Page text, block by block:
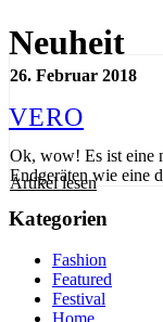
Neuheit
26. Februar 2018
VERO
Ok, wow! Es ist eine
Endgeräten wie eine
Artikel lesen
Kategorien
Fashion
Featured
Festival